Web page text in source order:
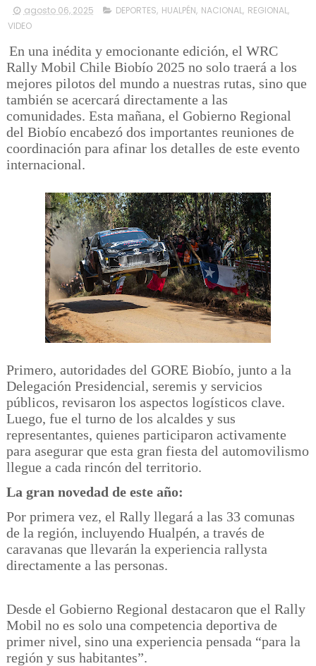
agosto 06, 2025 DEPORTES, HUALPÉN, NACIONAL, REGIONAL,
VIDEO
En una inédita y emocionante edición, el WRC
Rally Mobil Chile Biobío 2025 no solo traerá a los
mejores pilotos del mundo a nuestras rutas, sino que
también se acercará directamente a las
comunidades. Esta mañana, el Gobierno Regional
del Biobío encabezó dos importantes reuniones de
coordinación para afinar los detalles de este evento
internacional.
Primero, autoridades del GORE Biobío, junto a la
Delegación Presidencial, seremis y servicios
públicos, revisaron los aspectos logísticos clave.
Luego, fue el turno de los alcaldes y sus
representantes, quienes participaron activamente
para asegurar que esta gran fiesta del automovilismo
llegue a cada rincón del territorio.
La gran novedad de este año:
Por primera vez, el Rally llegará a las 33 comunas
de la región, incluyendo Hualpén, a través de
caravanas que llevarán la experiencia rallysta
directamente a las personas.
Desde el Gobierno Regional destacaron que el Rally
Mobil no es solo una competencia deportiva de
primer nivel, sino una experiencia pensada “para la
región y sus habitantes”.